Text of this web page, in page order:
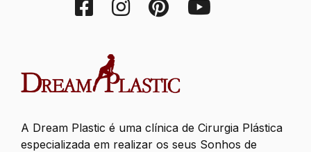
A Dream Plastic é uma clínica de Cirurgia Plástica
especializada em realizar os seus Sonhos de